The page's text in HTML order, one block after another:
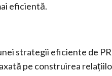
eficientă.
strategii eficiente de
pe construirea